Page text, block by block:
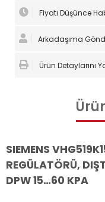
Fiyatı Düşünce
Arkadaşıma
Ürün Detaylarını
SIEMENS
REGÜLATÖRÜ,
DPW 15…60 KPA